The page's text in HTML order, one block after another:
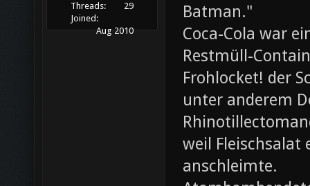
Threads:
29
Joined:
Aug 2010
Batman."
Coca-Cola war
Restmüll-
Frohlocket! der
unter anderem
weil Fleischsalat
anschleimte.